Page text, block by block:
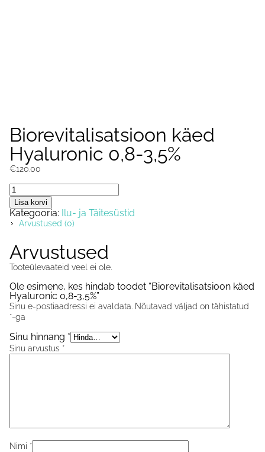
Biorevitalisatsioon käed
Hyaluronic 0,8-3,5%
€120.00
Biorevitalisatsioon
käed
Hyaluronic
0,8-
3,5%
Lisa korvi
Kategooria: Ilu- ja Täitesüstid
Arvustused (0)
Arvustused
Tooteülevaateid veel ei ole.
Ole esimene, kes hindab toodet “Biorevitalisatsioon käed
Hyaluronic 0,8-3,5%”
Sinu e-postiaadressi ei avaldata. Nõutavad väljad on tähistatud
*-ga
Sinu hinnang *
Sinu arvustus *
Nimi *